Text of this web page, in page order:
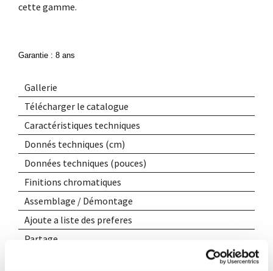
cette gamme.
Garantie : 8 ans
Gallerie
Télécharger le catalogue
Caractéristiques techniques
Donnés techniques (cm)
Données techniques (pouces)
Finitions chromatiques
Assemblage / Démontage
Ajoute a liste des preferes
Partage